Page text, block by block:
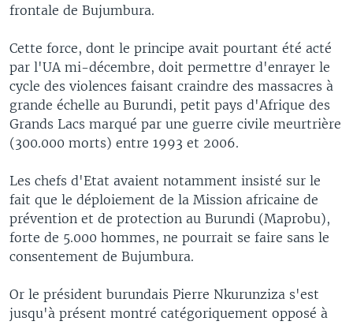
frontale de Bujumbura.
Cette force, dont le principe avait pourtant été acté
par l'UA mi-décembre, doit permettre d'enrayer le
cycle des violences faisant craindre des massacres à
grande échelle au Burundi, petit pays d'Afrique des
Grands Lacs marqué par une guerre civile meurtrière
(300.000 morts) entre 1993 et 2006.
Les chefs d'Etat avaient notamment insisté sur le
fait que le déploiement de la Mission africaine de
prévention et de protection au Burundi (Maprobu),
forte de 5.000 hommes, ne pourrait se faire sans le
consentement de Bujumbura.
Or le président burundais Pierre Nkurunziza s'est
jusqu'à présent montré catégoriquement opposé à